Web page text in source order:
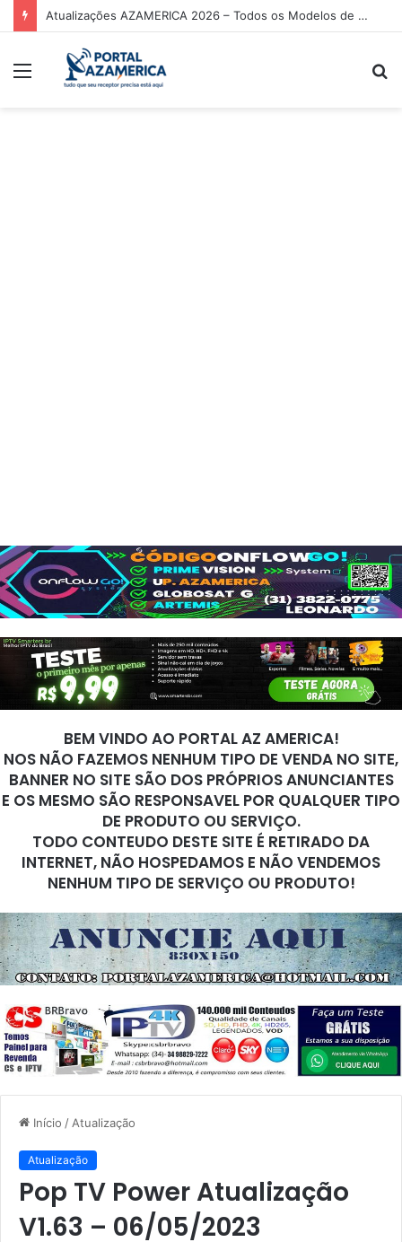
Atualizações AZAMERICA 2026 – Todos os Modelos de Receptores AZAMERICA
BEM VINDO AO PORTAL AZ AMERICA!
NOS NÃO FAZEMOS NENHUM TIPO DE VENDA NO SITE,
BANNER NO SITE SÃO DOS PRÓPRIOS ANUNCIANTES
E OS MESMO SÃO RESPONSAVEL POR QUALQUER TIPO
DE PRODUTO OU SERVIÇO.
TODO CONTEUDO DESTE SITE É RETIRADO DA
INTERNET, NÃO HOSPEDAMOS E NÃO VENDEMOS
NENHUM TIPO DE SERVIÇO OU PRODUTO!
Início / Atualização
Atualização
Pop TV Power Atualização
V1.63 – 06/05/2023